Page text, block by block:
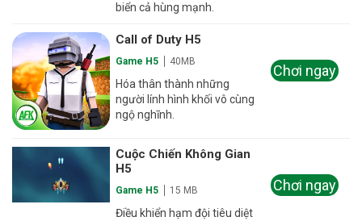
biển cả hùng mạnh.
Call of Duty H5
Game H5 40MB
Hóa thân thành những
người lính hình khối vô cùng
ngộ nghĩnh.
Chơi ngay
Cuộc Chiến Không Gian
H5
Game H5 15 MB
Điều khiển hạm đội tiêu diệt
Chơi ngay